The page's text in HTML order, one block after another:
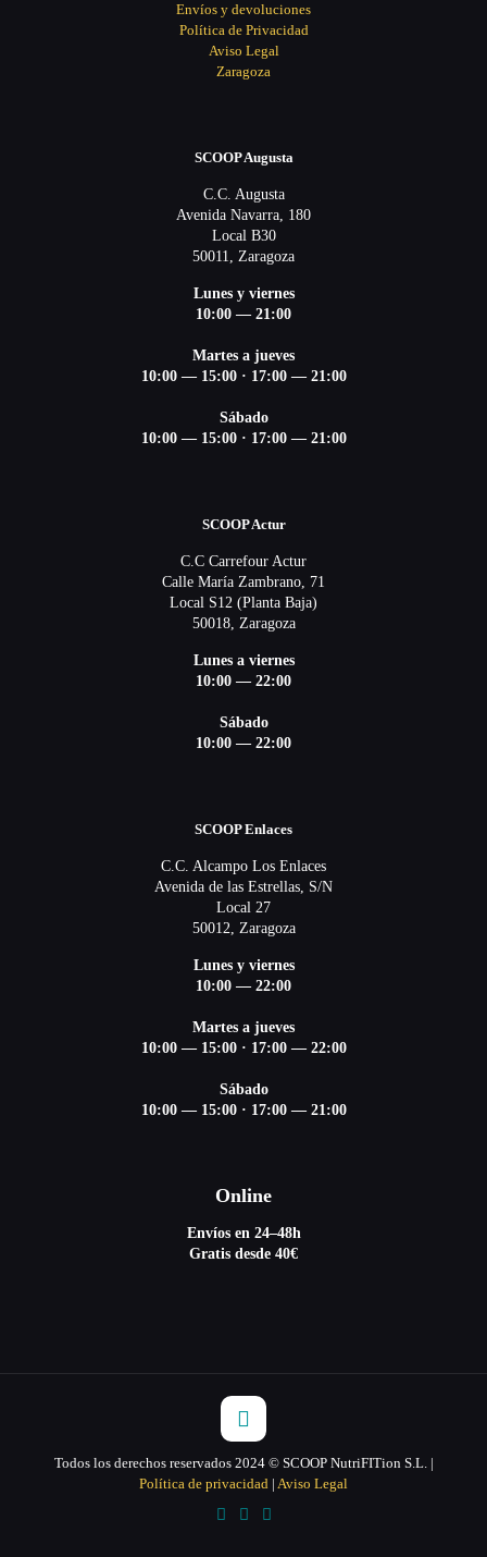
Envíos y devoluciones
Política de Privacidad
Aviso Legal
Zaragoza
SCOOP Augusta
C.C. Augusta
Avenida Navarra, 180
Local B30
50011, Zaragoza
Lunes y viernes
10:00 — 21:00
Martes a jueves
10:00 — 15:00 · 17:00 — 21:00
Sábado
10:00 — 15:00 · 17:00 — 21:00
SCOOP Actur
C.C Carrefour Actur
Calle María Zambrano, 71
Local S12 (Planta Baja)
50018, Zaragoza
Lunes a viernes
10:00 — 22:00
Sábado
10:00 — 22:00
SCOOP Enlaces
C.C. Alcampo Los Enlaces
Avenida de las Estrellas, S/N
Local 27
50012, Zaragoza
Lunes y viernes
10:00 — 22:00
Martes a jueves
10:00 — 15:00· 17:00 — 22:00
Sábado
10:00 — 15:00· 17:00 — 21:00
Online
Envíos en 24–48h
Gratis desde 40€
Todos los derechos reservados 2024 © SCOOP NutriFITion S.L. |
Política de privacidad | Aviso Legal